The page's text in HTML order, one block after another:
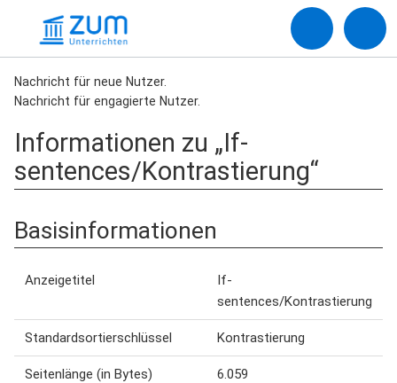
Nachricht für neue Nutzer.
Nachricht für engagierte Nutzer.
Informationen zu „If-
sentences/Kontrastierung“
Basisinformationen
Anzeigetitel
If-
sentences/Kontrastierung
Standardsortierschlüssel Kontrastierung
Seitenlänge (in Bytes) 6.059